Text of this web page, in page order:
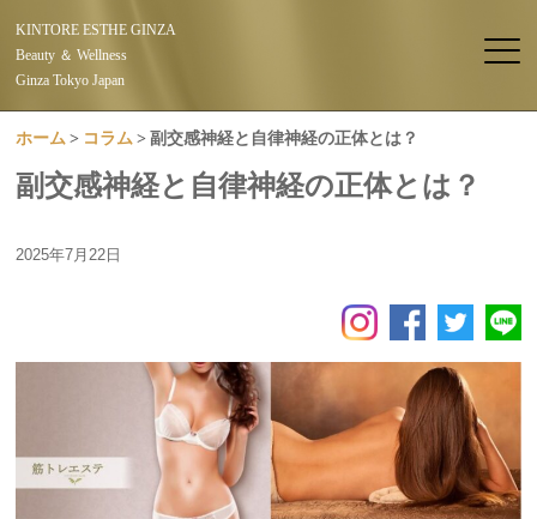
KINTORE ESTHE GINZA
Beauty ＆ Wellness
Ginza Tokyo Japan
ホーム コラム 副交感神経と自律神経の正体とは？
副交感神経と自律神経の正体とは？
2025年7月22日